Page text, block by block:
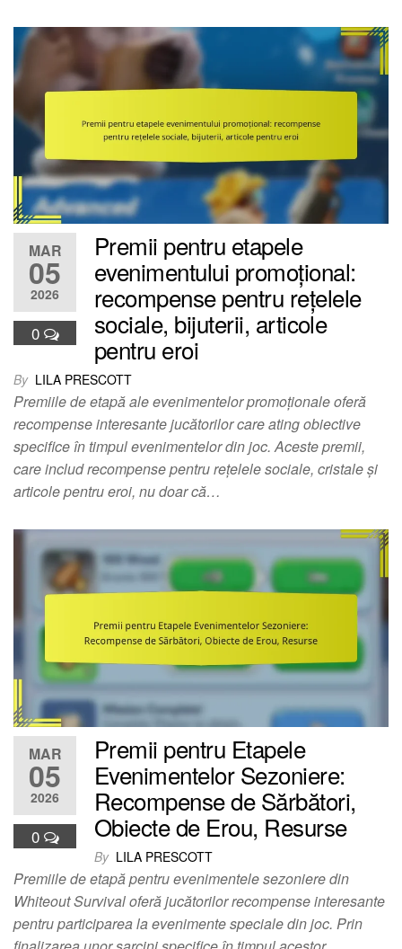
MAR
05
2026
0
Premii pentru etapele
evenimentului promoțional:
recompense pentru rețelele
sociale, bijuterii, articole
pentru eroi
By LILA PRESCOTT
Premiile de etapă ale evenimentelor promoționale oferă
recompense interesante jucătorilor care ating obiective
specifice în timpul evenimentelor din joc. Aceste premii,
care includ recompense pentru rețelele sociale, cristale și
articole pentru eroi, nu doar că…
MAR
05
2026
0
Premii pentru Etapele
Evenimentelor Sezoniere:
Recompense de Sărbători,
Obiecte de Erou, Resurse
By LILA PRESCOTT
Premiile de etapă pentru evenimentele sezoniere din
Whiteout Survival oferă jucătorilor recompense interesante
pentru participarea la evenimente speciale din joc. Prin